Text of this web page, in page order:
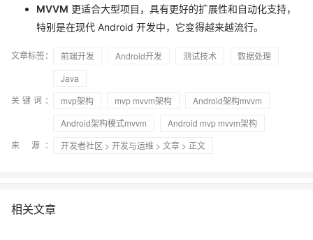
MVVM 更适合大型项目，具有更好的扩展性和自动化支持，
特别是在现代 Android 开发中，它变得越来越流行。
文章标签： 前端开发 Android开发 测试技术
数据处理
Java
关键词：
mvp架构 mvp mvvm架构
Android架构mvvm
Android架构模式mvvm
Android mvp mvvm架构
来 源：
开发者社区 > 开发与运维 > 文章 > 正文
相关文章